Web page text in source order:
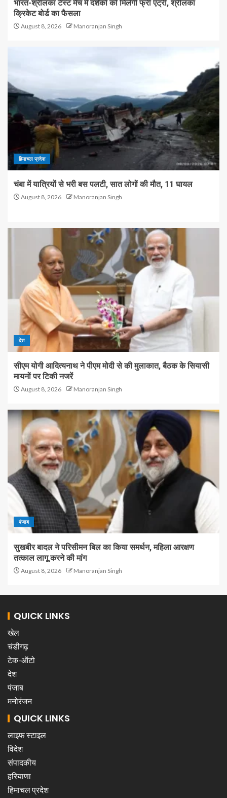
भारत-श्रीलंका टेस्ट मैच में दर्शकों को मिलेगी फ्री एंट्री, श्रीलंका
क्रिकेट बोर्ड का फैसला
August 8, 2026 Manoranjan Singh
हिमाचल प्रदेश
चंबा में यात्रियों से भरी बस पलटी, सात लोगों की मौत, 11 घायल
August 8, 2026 Manoranjan Singh
देश
सीएम योगी आदित्यनाथ ने पीएम मोदी से की मुलाकात, बैठक के सियासी
मायनों पर टिकी नजरें
August 8, 2026 Manoranjan Singh
पंजाब
सुखबीर बादल ने परिसीमन बिल का किया समर्थन, महिला आरक्षण
तत्काल लागू करने की मांग
August 8, 2026 Manoranjan Singh
QUICK LINKS
खेल
चंडीगढ़
टेक-ऑटो
देश
पंजाब
मनोरंजन
QUICK LINKS
लाइफ स्टाइल
विदेश
संपादकीय
हरियाणा
हिमाचल प्रदेश